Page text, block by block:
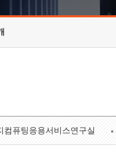
컴퓨팅응용서비스연구실